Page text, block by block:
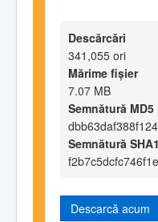
Descărcări
341,055 ori
Mărime fișier
7.07 MB
Semnătură MD5
Semnătură SHA1
Descarcă acum